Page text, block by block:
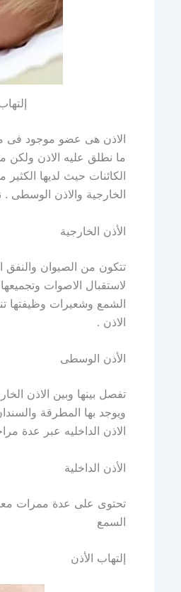
الاذن هى عضو موجود فى
ما نطلق عليه الاذن ولكن
الكائنات حيث لديها
الخارجية والاذن الوسطى
الأذن الخارجية
تتكون من الصيوان
لاستقبال الاصوات
الشمع وشعيرات وظيفتها
الاذن .
الأذن الوسطى
تفصل بينها وبين الاذن
ويوجد بها المطرقة
الاذن الداخليه عبر عدة
الأذن الداخلية
تحتوى على عدة ممرات
السمع
إلتهاب الأذن